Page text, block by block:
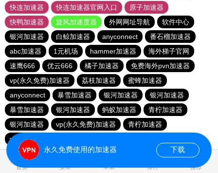
快连加速器
快连加速器官网入口
原子加速器
快鸭加速器
旋风加速度器 外网网址导航
软件中心
银河加速器
白鲸加速器 anyconnect
番石榴加速器
abc加速器
1元机场 hammer加速器
海外梯子官网
速鹰666
优云666 橘子加速器
免费海外pvn加速器
vp(永久免费)加速器
荔枝加速器
蜜蜂加速器
anyconnect
暴雪加速器 银河加速器
银河加速器
暴雪加速器
银河加速器 蚂蚁加速器
青柠加速器
银河加速器
vp(永久免费)加速器
青柠加速器
veee加速器
首页 安卓 苹果 排行 推荐
永久免费使用的加速器 下载
0.417056s